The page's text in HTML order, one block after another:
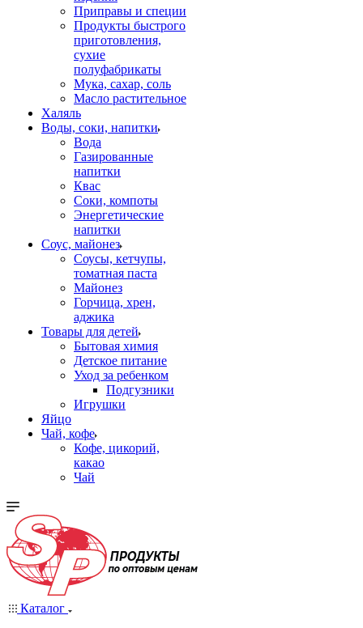
Приправы и специи
Продукты быстрого
приготовления,
сухие
полуфабрикаты
Мука, сахар, соль
Масло растительное
Халяль
Воды, соки, напитки
Вода
Газированные
напитки
Квас
Соки, компоты
Энергетические
напитки
Соус, майонез
Соусы, кетчупы,
томатная паста
Майонез
Горчица, хрен,
аджика
Товары для детей
Бытовая химия
Детское питание
Уход за ребенком
Подгузники
Игрушки
Яйцо
Чай, кофе
Кофе, цикорий,
какао
Чай
Каталог